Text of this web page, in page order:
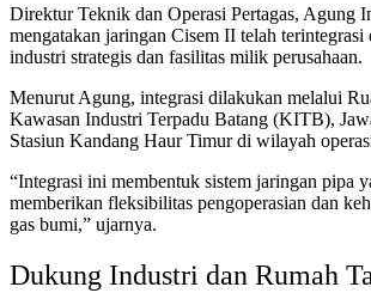
Direktur Teknik dan Operasi Pertagas, Agung
mengatakan jaringan Cisem II telah terintegrasi
industri strategis dan fasilitas milik perusahaan.
Menurut Agung, integrasi dilakukan melalui
Kawasan Industri Terpadu Batang (KITB),
Stasiun Kandang Haur Timur di wilayah
“Integrasi ini membentuk sistem jaringan pipa
memberikan fleksibilitas pengoperasian dan
gas bumi,” ujarnya.
Dukung Industri dan Rumah